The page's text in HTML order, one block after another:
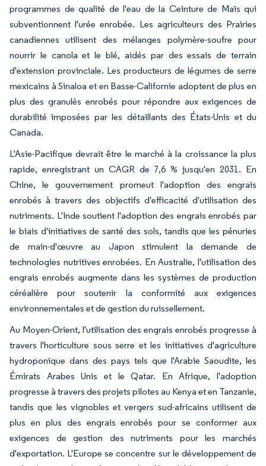
programmes de qualité de l'eau de la Ceinture de Maïs qui
subventionnent l'urée enrobée. Les agriculteurs des Prairies
canadiennes utilisent des mélanges polymère-soufre pour
nourrir le canola et le blé, aidés par des essais de terrain
d'extension provinciale. Les producteurs de légumes de serre
mexicains à Sinaloa et en Basse-Californie adoptent de plus en
plus des granulés enrobés pour répondre aux exigences de
durabilité imposées par les détaillants des États-Unis et du
Canada.
L'Asie-Pacifique devrait être le marché à la croissance la plus
rapide, enregistrant un CAGR de 7,6 % jusqu'en 2031. En
Chine, le gouvernement promeut l'adoption des engrais
enrobés à travers des objectifs d'efficacité d'utilisation des
nutriments. L'Inde soutient l'adoption des engrais enrobés par
le biais d'initiatives de santé des sols, tandis que les pénuries
de main-d'œuvre au Japon stimulent la demande de
technologies nutritives enrobées. En Australie, l'utilisation des
engrais enrobés augmente dans les systèmes de production
céréalière pour soutenir la conformité aux exigences
environnementales et de gestion du ruissellement.
Au Moyen-Orient, l'utilisation des engrais enrobés progresse à
travers l'horticulture sous serre et les initiatives d'agriculture
hydroponique dans des pays tels que l'Arabie Saoudite, les
Émirats Arabes Unis et le Qatar. En Afrique, l'adoption
progresse à travers des projets pilotes au Kenya et en Tanzanie,
tandis que les vignobles et vergers sud-africains utilisent de
plus en plus des engrais enrobés pour se conformer aux
exigences de gestion des nutriments pour les marchés
d'exportation. L'Europe se concentre sur le développement de